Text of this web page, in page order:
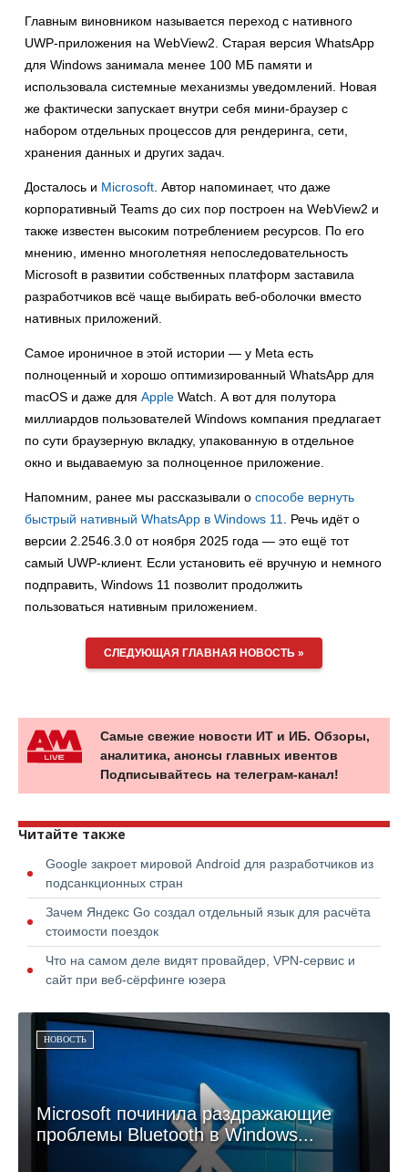
Главным виновником называется переход с нативного
UWP-приложения на WebView2. Старая версия WhatsApp
для Windows занимала менее 100 МБ памяти и
использовала системные механизмы уведомлений. Новая
же фактически запускает внутри себя мини-браузер с
набором отдельных процессов для рендеринга, сети,
хранения данных и других задач.
Досталось и Microsoft . Автор напоминает, что даже
корпоративный Teams до сих пор построен на WebView2 и
также известен высоким потреблением ресурсов. По его
мнению, именно многолетняя непоследовательность
Microsoft в развитии собственных платформ заставила
разработчиков всё чаще выбирать веб-оболочки вместо
нативных приложений.
Самое ироничное в этой истории — у Meta есть
полноценный и хорошо оптимизированный WhatsApp для
macOS и даже для Apple Watch. А вот для полутора
миллиардов пользователей Windows компания предлагает
по сути браузерную вкладку, упакованную в отдельное
окно и выдаваемую за полноценное приложение.
Напомним, ранее мы рассказывали о способе вернуть
быстрый нативный WhatsApp в Windows 11
. Речь идёт о
версии 2.2546.3.0 от ноября 2025 года — это ещё тот
самый UWP-клиент. Если установить её вручную и немного
подправить, Windows 11 позволит продолжить
пользоваться нативным приложением.
СЛЕДУЮЩАЯ ГЛАВНАЯ НОВОСТЬ »
Самые свежие новости ИТ и ИБ. Обзоры,
аналитика, анонсы главных ивентов
Подписывайтесь на телеграм-канал!
Читайте также
Google закроет мировой Android для разработчиков из
подсанкционных стран
Зачем Яндекс Go создал отдельный язык для расчёта
стоимости поездок
Что на самом деле видят провайдер, VPN-сервис и
сайт при веб-сёрфинге юзера
НОВОСТЬ
Microsoft починила раздражающие
проблемы Bluetooth в Windows...